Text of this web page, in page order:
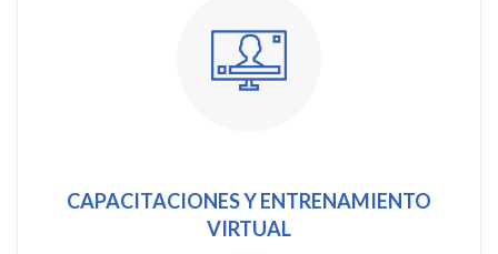
CAPACITACIONES Y ENTRENAMIENTO
VIRTUAL